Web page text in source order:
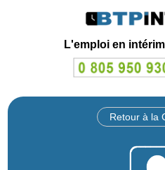
L'emploi en
Retour à la